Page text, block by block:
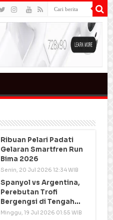
Ribuan Pelari Padati
Gelaran Smartfren Run
Bima 2026
Senin, 20 Jul 2026 12:34 WIB
Spanyol vs Argentina,
Perebutan Trofi
Bergengsi di Tengah
Semangat Persatuan
Minggu, 19 Jul 2026 01:55 WIB